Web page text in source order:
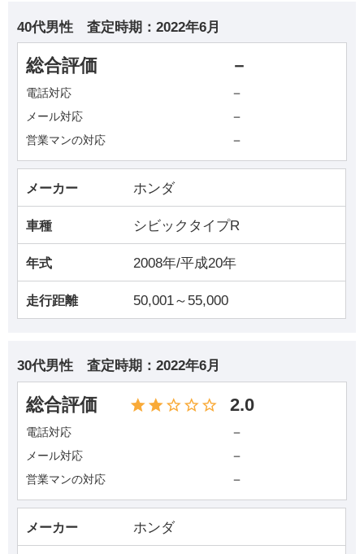
40代男性 査定時期： 2022年6月
総合評価 －
電話対応 －
メール対応 －
営業マンの対応 －
メーカー ホンダ
車種 シビックタイプR
年式 2008年/平成20年
走行距離 50,001～55,000
30代男性 査定時期： 2022年6月
総合評価 2.0
電話対応 －
メール対応 －
営業マンの対応 －
メーカー ホンダ